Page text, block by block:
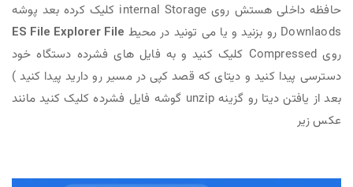
حافظه داخلی هستش روی internal Storage کلیک کرده بعد پوشه
Downlaods رو بزنید و یا می تونید در محیط
ES File Explorer File
روی Compressed کلیک کنید و به فایل های فشرده دستگاه خود
دسترسی پیدا کنید و دیتای که قصد کپی در مسیر رو دارید پیدا کنید )
بعد از یافتن دیتا رو گزینه unzip گوشه فایل فشرده کلیک کنید مانند
عکس زیر